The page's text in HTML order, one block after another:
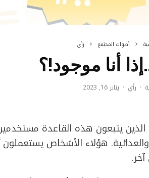
أصوات المجتمع رأي
أنا موجود!؟
· رأي · يناير 16, 2023
الذين يتبعون هذه القاعدة
هؤلاء الأشخاص